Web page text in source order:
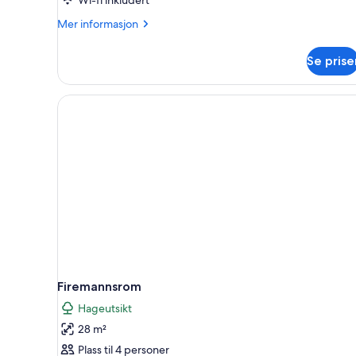
Mer informasjon
Mer
Se
Firemannsrom
Hageutsikt
28 m²
Plass til 4 personer